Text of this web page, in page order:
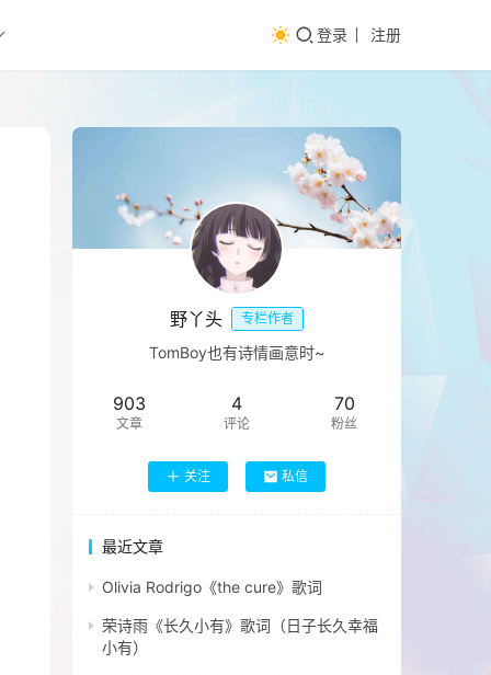
登录 注册
野丫头 专栏作者
TomBoy也有诗情画意时~
903
文章
4
评论
70
粉丝
关注 私信
最近文章
Olivia Rodrigo《the cure》歌词
荣诗雨《长久小有》歌词（日子长久幸福
小有）